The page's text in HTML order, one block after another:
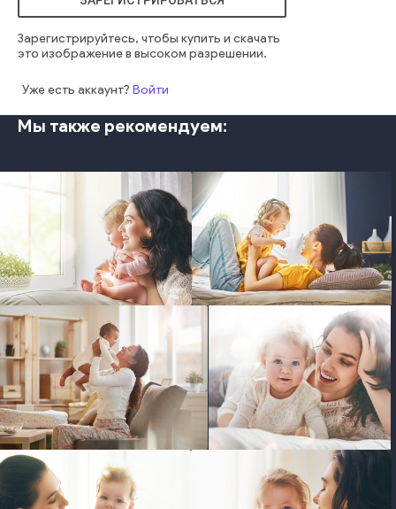
Зарегистрируйтесь, чтобы купить и скачать
это изображение в высоком разрешении.
Уже есть аккаунт? Войти
Мы также рекомендуем:
photo photo
photo photo